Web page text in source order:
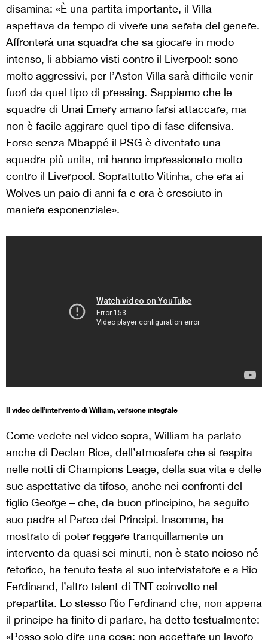
disamina: «È una partita importante, il Villa
aspettava da tempo di vivere una serata del genere.
Affronterà una squadra che sa giocare in modo
intenso, li abbiamo visti contro il Liverpool: sono
molto aggressivi, per l’Aston Villa sarà difficile venir
fuori da quel tipo di pressing. Sappiamo che le
squadre di Unai Emery amano farsi attaccare, ma
non è facile aggirare quel tipo di fase difensiva.
Forse senza Mbappé il PSG è diventato una
squadra più unita, mi hanno impressionato molto
contro il Liverpool. Soprattutto Vitinha, che era ai
Wolves un paio di anni fa e ora è cresciuto in
maniera esponenziale».
Il video dell’intervento di William, versione integrale
Come vedete nel video sopra, William ha parlato
anche di Declan Rice, dell’atmosfera che si respira
nelle notti di Champions Leage, della sua vita e delle
sue aspettative da tifoso, anche nei confronti del
figlio George – che, da buon principino, ha seguito
suo padre al Parco dei Principi. Insomma, ha
mostrato di poter reggere tranquillamente un
intervento da quasi sei minuti, non è stato noioso né
retorico, ha tenuto testa al suo intervistatore e a Rio
Ferdinand, l’altro talent di TNT coinvolto nel
prepartita. Lo stesso Rio Ferdinand che, non appena
il principe ha finito di parlare, ha detto testualmente:
«Posso solo dire una cosa: non accettare un lavoro